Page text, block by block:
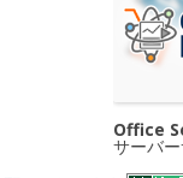
Office
サーバ